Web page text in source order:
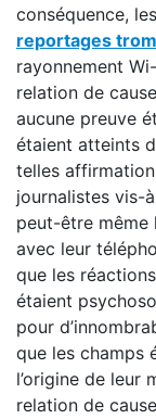
conséquence,
reportages
rayonnement
relation de
aucune preuve
étaient atteints
telles
journalistes vis-
peut-être même
avec leur
que les
étaient
pour
que les champs
l’origine de leur
relation de